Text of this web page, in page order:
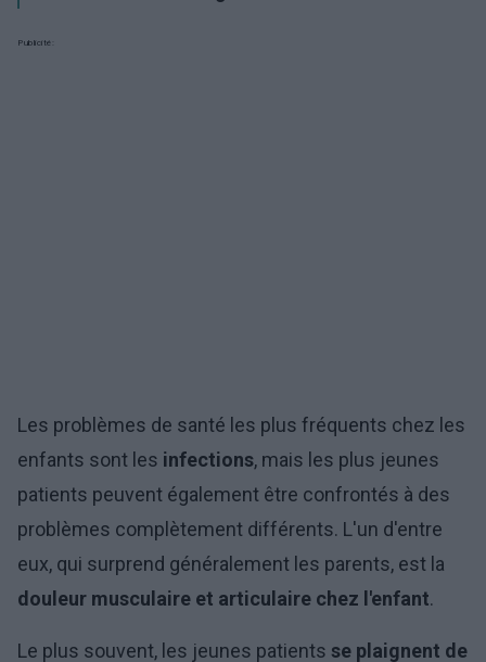
Publicité:
Les problèmes de santé les plus fréquents chez les
enfants sont les infections, mais les plus jeunes
patients peuvent également être confrontés à des
problèmes complètement différents. L'un d'entre
eux, qui surprend généralement les parents, est la
douleur musculaire et articulaire chez l'enfant.
Le plus souvent, les jeunes patients se plaignent de